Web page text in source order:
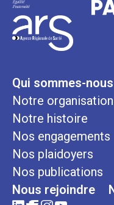
Qui sommes-
Notre organisation
Notre histoire
Nos engagements
Nos plaidoyers
Nos publications
Nous rejoindre